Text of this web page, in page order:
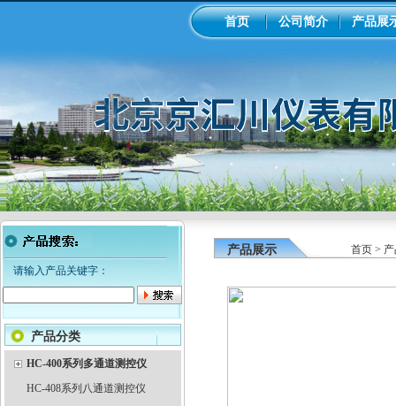
首页 公司简介 产品展
请输入产品关键字：
产品分类
HC-400系列多通道测控仪
HC-408系列八通道测控仪
产品展示 首页>